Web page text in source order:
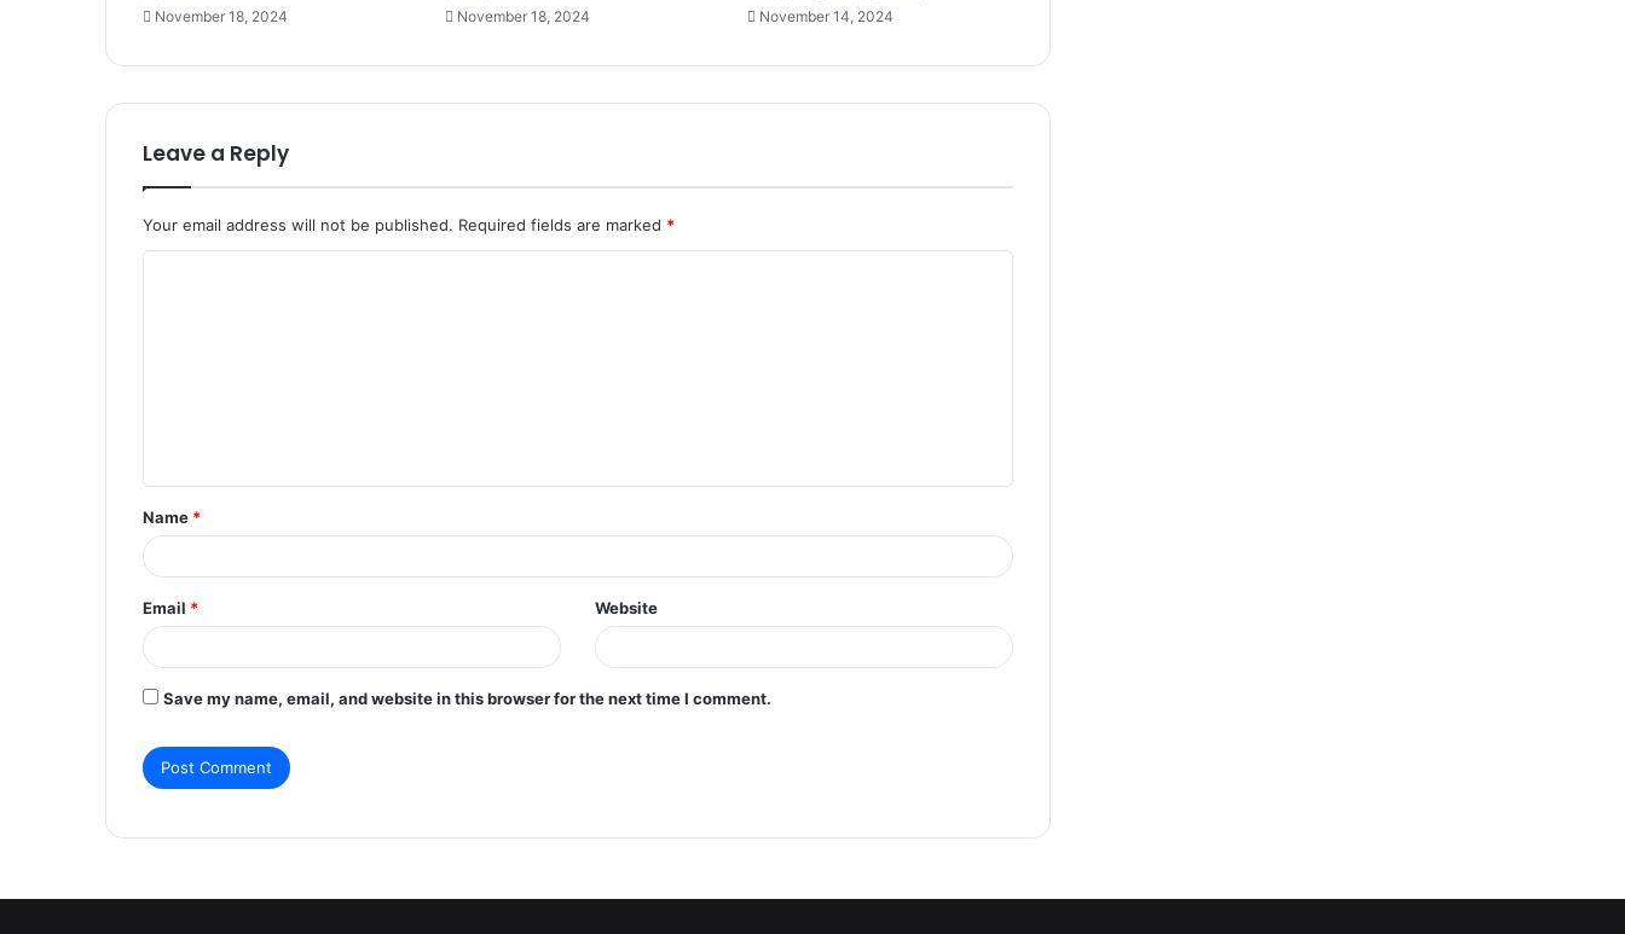
November 18, 2024 November 18, 2024 November 14, 2024
Leave a Reply
Your email address will not be published. Required fields are marked *
t
*
Name *
Email * Website
Save my name, email, and website in this browser for the next time I comment.